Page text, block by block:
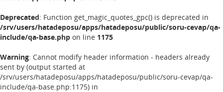
Deprecated: Function get_magic_quotes_gpc() is deprecated in
/srv/users/hatadeposu/apps/hatadeposu/public/soru-cevap/qa-
include/qa-base.php on line 1175
Warning: Cannot modify header information - headers already
sent by (output started at
/srv/users/hatadeposu/apps/hatadeposu/public/soru-cevap/qa-
include/qa-base.php:1175) in